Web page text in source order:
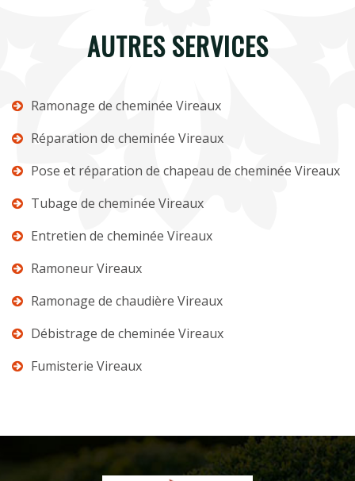
AUTRES SERVICES
Ramonage de cheminée Vireaux
Réparation de cheminée Vireaux
Pose et réparation de chapeau de cheminée Vireaux
Tubage de cheminée Vireaux
Entretien de cheminée Vireaux
Ramoneur Vireaux
Ramonage de chaudière Vireaux
Débistrage de cheminée Vireaux
Fumisterie Vireaux